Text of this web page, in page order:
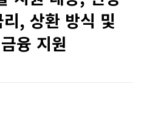
, 상환 방식 및
융 지원